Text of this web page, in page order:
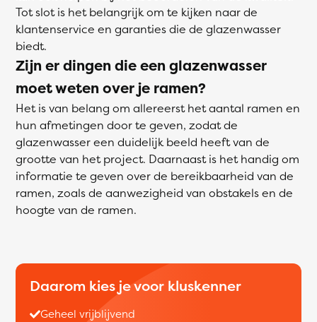
Tot slot is het belangrijk om te kijken naar de
klantenservice en garanties die de glazenwasser
biedt.
Zijn er dingen die een glazenwasser
moet weten over je ramen?
Het is van belang om allereerst het aantal ramen en
hun afmetingen door te geven, zodat de
glazenwasser een duidelijk beeld heeft van de
grootte van het project. Daarnaast is het handig om
informatie te geven over de bereikbaarheid van de
ramen, zoals de aanwezigheid van obstakels en de
hoogte van de ramen.
Daarom kies je voor kluskenner
Geheel vrijblijvend